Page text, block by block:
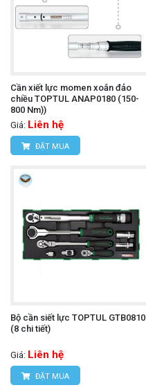
Cần xiết lực momen xoắn đảo
chiều TOPTUL ANAP0180 (150-
800 Nm))
Giá: Liên hệ
ĐẶT MUA
Bộ cần siết lực TOPTUL GTB0810
(8 chi tiết)
Giá: Liên hệ
ĐẶT MUA